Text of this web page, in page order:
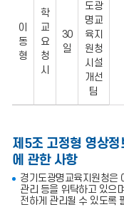
관
장
소
및
법
이
동
형
학
교
요
청
시
30
일
도광
명교
육지
원청
시설
개선
팀
제5조 고정형 영상
에 관한 사항
경기도광명교육지원청은
관리 등을 위탁하고 있으
전하게 관리될 수 있도록